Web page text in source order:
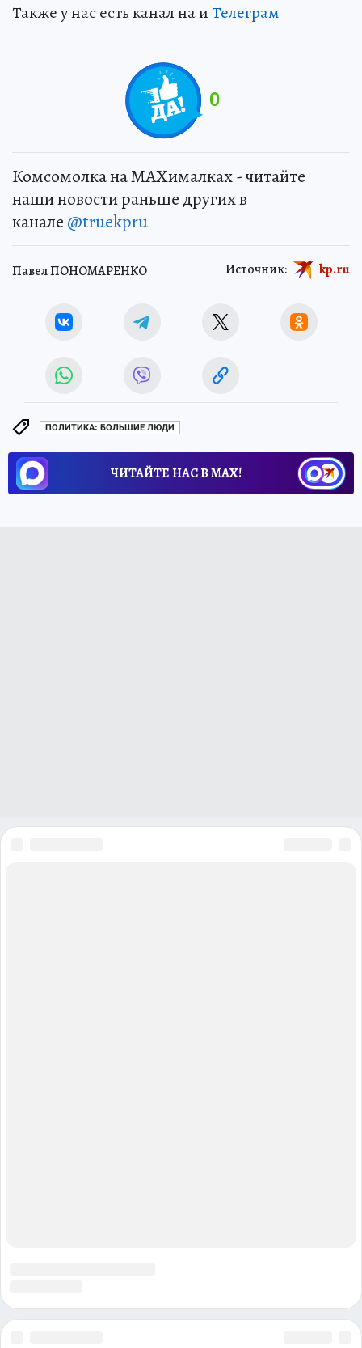
Также у нас есть канал на иТелеграм
0
Комсомолка на MAXималках - читайте
наши новости раньше других в
канале @truekpru
Павел ПОНОМАРЕНКО Источник: kp.ru
ПОЛИТИКА: БОЛЬШИЕ ЛЮДИ
ЧИТАЙТЕ НАС В МАХ!